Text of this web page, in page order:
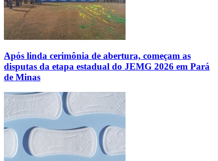
Após linda cerimônia de abertura, começam as
disputas da etapa estadual do JEMG 2026 em Pará
de Minas